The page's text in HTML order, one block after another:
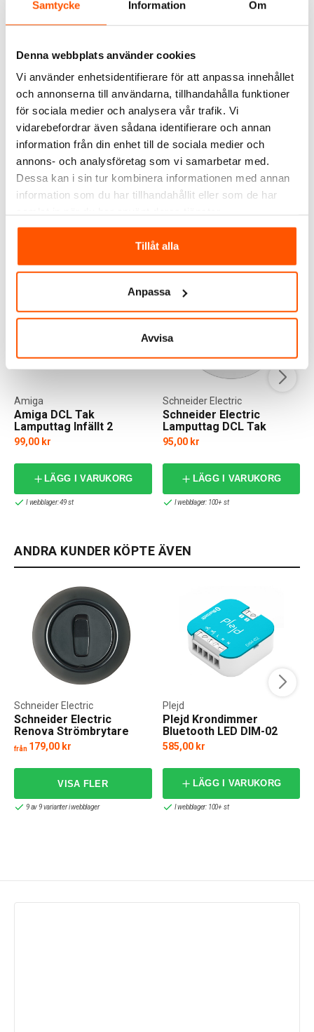
Samtycke Information Om
Denna webbplats använder cookies
Vi använder enhetsidentifierare för att anpassa innehållet
och annonserna till användarna, tillhandahålla funktioner
för sociala medier och analysera vår trafik. Vi
vidarebefordrar även sådana identifierare och annan
information från din enhet till de sociala medier och
annons- och analysföretag som vi samarbetar med.
Dessa kan i sin tur kombinera informationen med annan
information som du har tillhandahållit eller som de har
Tillåt alla
Anpassa
Avvisa
Utanpåliggande
Namron
89,00 kr
2 av 2 varianter I webblager
ALTERNATIVA PRODUKTER
Amiga DCL Tak
Lamputtag Infällt 2
pol+jord
Amiga
99,00 kr
LÄGG I VARUKORG
I webblager: 49 st
Schneider Electric
Lamputtag DCL Tak
Schneider Electric
95,00 kr
LÄGG I VARUKORG
I webblager: 100+ st
ANDRA KUNDER KÖPTE ÄVEN
Schneider Electric
Renova Strömbrytare
Schneider Electric
från 179,00 kr
9 av 9 varianter i webblager
Plejd Krondimmer
Bluetooth LED DIM-02
Plejd
585,00 kr
LÄGG I VARUKORG
I webblager: 100+ st